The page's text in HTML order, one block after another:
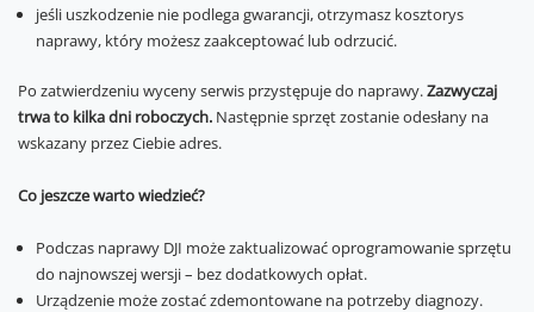
jeśli uszkodzenie nie podlega gwarancji, otrzymasz kosztorys
naprawy, który możesz zaakceptować lub odrzucić.
Po zatwierdzeniu wyceny serwis przystępuje do naprawy.Zazwyczaj
trwa to kilka dni roboczych. Następnie sprzęt zostanie odesłany na
wskazany przez Ciebie adres.
Co jeszcze warto wiedzieć?
Podczas naprawy DJI może zaktualizować oprogramowanie sprzętu
do najnowszej wersji – bez dodatkowych opłat.
Urządzenie może zostać zdemontowane na potrzeby diagnozy.